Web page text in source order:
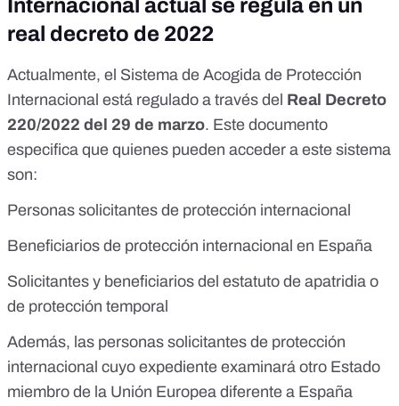
Internacional actual se regula en un
real decreto de 2022
Actualmente, el Sistema de Acogida de Protección
Internacional está regulado a través del Real Decreto
220/2022 del 29 de marzo. Este documento
especifica que quienes pueden acceder a este sistema
son:
Personas solicitantes de protección internacional
Beneficiarios de protección internacional en España
Solicitantes y beneficiarios del estatuto de apatridia o
de protección temporal
Además, las personas solicitantes de protección
internacional cuyo expediente examinará otro Estado
miembro de la Unión Europea diferente a España